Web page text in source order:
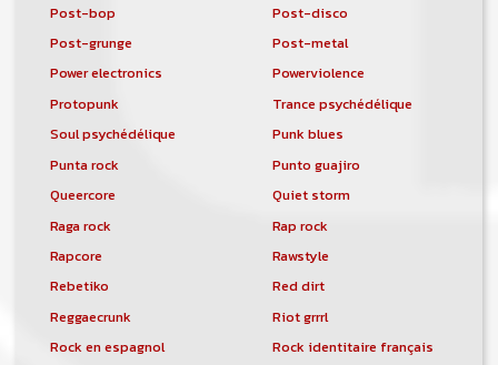
Post-bop
Post-disco
Post-grunge
Post-metal
Power electronics
Powerviolence
Protopunk
Trance psychédélique
Soul psychédélique
Punk blues
Punta rock
Punto guajiro
Queercore
Quiet storm
Raga rock
Rap rock
Rapcore
Rawstyle
Rebetiko
Red dirt
Reggaecrunk
Riot grrrl
Rock en espagnol
Rock identitaire français